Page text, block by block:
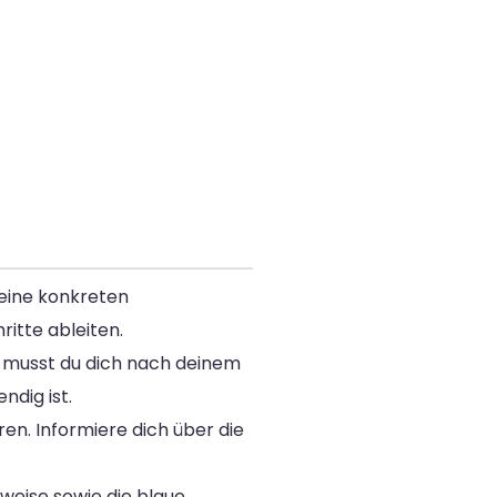
konkreten
ableiten.
du dich nach deinem
ist.
Informiere dich über die